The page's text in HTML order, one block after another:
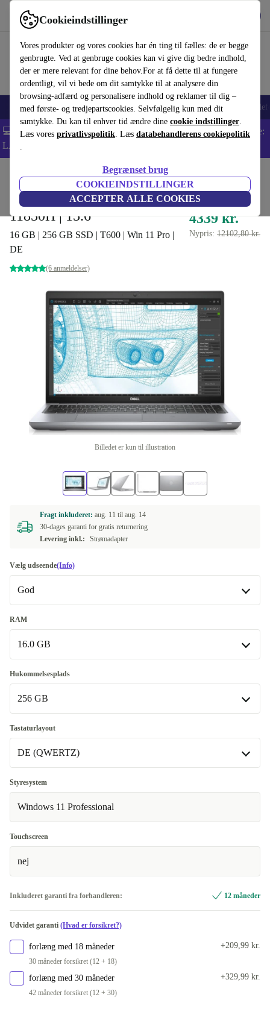
Cookieindstillinger
Vores produkter og vores cookies har én ting til fælles: de er begge
genbrugte. Ved at genbruge cookies kan vi give dig bedre indhold,
der er mere relevant for dine behov.For at få dette til at fungere
ordentligt, vil vi bede om dit samtykke til at analysere din
browsing-adfærd og personalisere indhold og reklamer til dig –
med første- og tredjepartscookies. Selvfølgelig kun med dit
samtykke. Du kan til enhver tid ændre dine cookie indstillinger.
Læs vores privatlivspolitik. Læs databehandlerens cookiepolitik
.
Begrænset brug
COOKIEINDSTILLINGER
ACCEPTER ALLE COOKIES
Brug refurbed hurtigt og nemt
Smartphones Bærbare Tablets Smartwatches Tilbehør
💻 Ekstra 5% rabat på alle MacBooks og bærbare computere - Kode:
LAPTOP5 -
Bærbare computere Dell, bærbare computere
Dell Precision 3561 | i7-
11850H | 15.6"
16 GB | 256 GB SSD | T600 | Win 11 Pro |
DE
(6 anmeldelser)
4339 kr.
Nypris: 12102,80 kr.
Billedet er kun til illustration
Fragt inkluderet: aug. 11 til aug. 14
30-dages garanti for gratis returnering
Levering inkl.:
Strømadapter
Vælg udseende(Info)
God
God
Meget god +150 kr.
RAM
16.0 GB
16.0 GB
32.0 GB +2160 kr.
Hukommelsesplads
256 GB
256 GB
512 GB +1486 kr.
1000 GB
Tastaturlayout
DE (QWERTZ)
DE (QWERTZ)
Fås også med andre konfigurationer
US (QWERTY)
Styresystem
Windows 11 Professional
Touchscreen
nej
Inkluderet garanti fra forhandleren: 12 måneder
Udvidet garanti (Hvad er forsikret?)
forlæng med 18 måneder
30 måneder forsikret (12 + 18)
+209,99 kr.
forlæng med 30 måneder
42 måneder forsikret (12 + 30)
+329,99 kr.